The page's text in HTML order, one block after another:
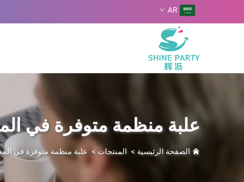
AR
علبة منظمة متوفرة في
الصفحة الرئيسية > المنتجات > علبة منظمة متوفرة في